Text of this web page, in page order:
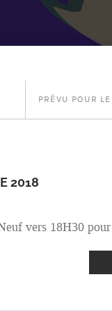
PRÉVU POUR
2018
vers 18H30